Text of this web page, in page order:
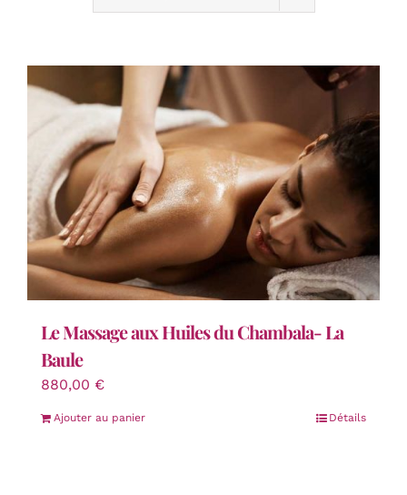
Le Massage aux Huiles du Chambala- La
Baule
880,00 €
Ajouter au panier Détails